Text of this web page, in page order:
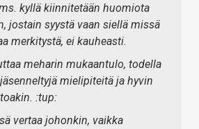
kyllä kiinnitetään huomiota
jostain syystä vaan siellä missä
merkitystä, ei kauheasti.
meharin mukaantulo, todella
mielipiteitä ja hyvin
:tup:
vertaa johonkin, vaikka